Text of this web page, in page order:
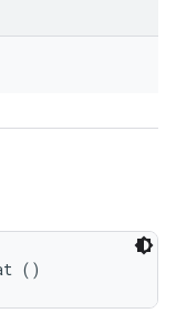
()